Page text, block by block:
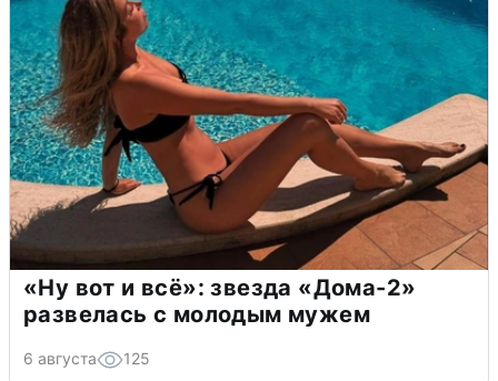
«Ну вот и всё»: звезда «Дома-2»
развелась с молодым мужем
6 августа 125